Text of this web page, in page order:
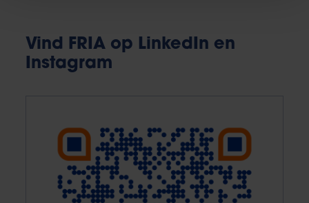
Vind FRIA op LinkedIn en
Instagram